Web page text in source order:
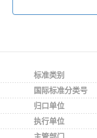
标准类别
国际标准分类号
归口单位
执行单位